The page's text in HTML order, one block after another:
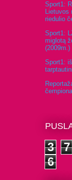
Sport1:
Lietuvos
riedulio
Sport1:
miglotą
(2009m.)
Sport1:
3 7
6